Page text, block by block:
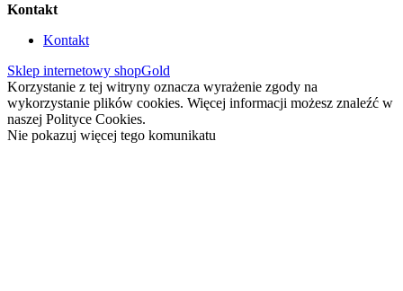
Kontakt
Kontakt
Sklep internetowy shopGold
Korzystanie z tej witryny oznacza wyrażenie zgody na
wykorzystanie plików cookies. Więcej informacji możesz znaleźć w
naszej Polityce Cookies.
Nie pokazuj więcej tego komunikatu